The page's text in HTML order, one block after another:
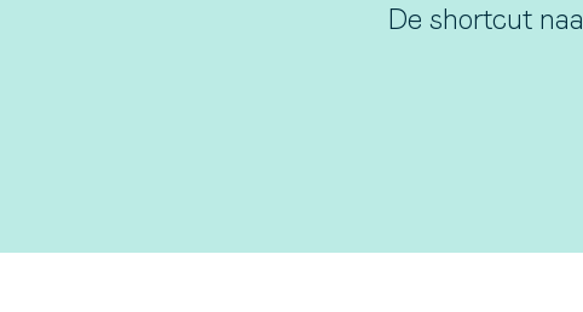
De shortcut